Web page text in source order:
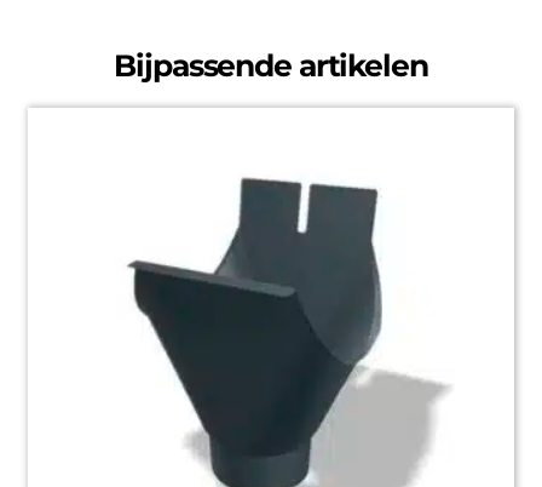
Bijpassende artikelen